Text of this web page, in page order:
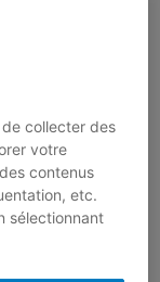
triangle de
de von
À chaque
segment par
collecter des
votre
contenus
etc.
sélectionnant